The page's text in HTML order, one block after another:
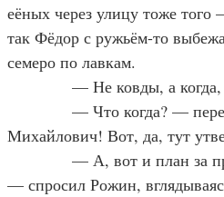
еёных через улицу тоже
так Фёдор с ружьём-то
семеро по лавкам.
— Не ковды, а когда,
— Что когда? —
Михайлович! Вот, да, тут
— А, вот и план за
— спросил Рожин,